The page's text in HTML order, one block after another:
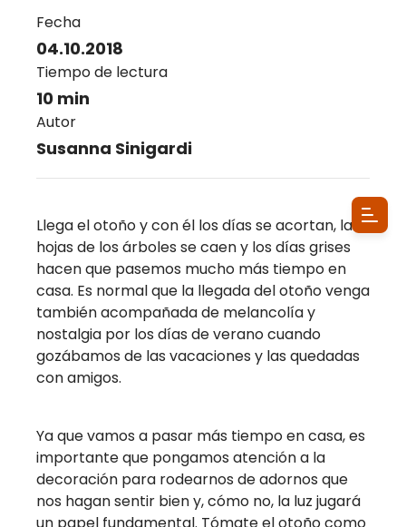
Fecha
04.10.2018
Tiempo de lectura
10 min
Autor
Susanna Sinigardi
Llega el otoño y con él los días se acortan, las
hojas de los árboles se caen y los días grises
hacen que pasemos mucho más tiempo en
casa. Es normal que la llegada del otoño venga
también acompañada de melancolía y
nostalgia por los días de verano cuando
gozábamos de las vacaciones y las quedadas
con amigos.
Ya que vamos a pasar más tiempo en casa, es
importante que pongamos atención a la
decoración para rodearnos de adornos que
nos hagan sentir bien y, cómo no, la luz jugará